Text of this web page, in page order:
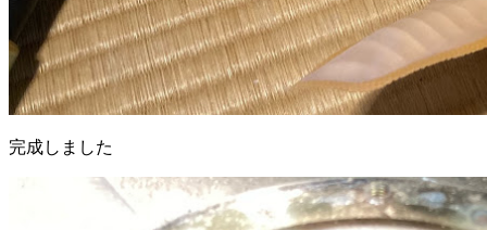
完成しました